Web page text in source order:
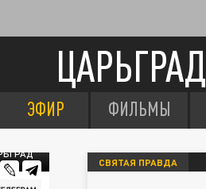
ЦАРЬГРАД
ЭФИР ФИЛЬМЫ
СВЯТАЯ ПРАВДА